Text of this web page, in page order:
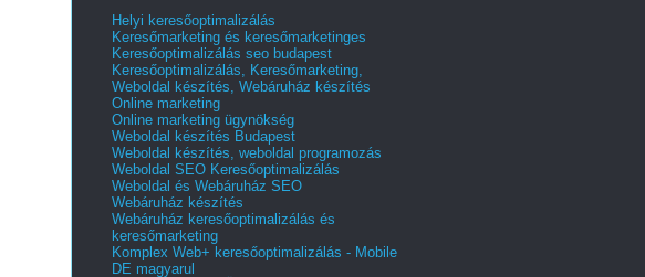
Helyi keresőoptimalizálás
Keresőmarketing és keresőmarketinges
Keresőoptimalizálás seo budapest
Keresőoptimalizálás, Keresőmarketing,
Weboldal készítés, Webáruház készítés
Online marketing
Online marketing ügynökség
Weboldal készítés Budapest
Weboldal készítés, weboldal programozás
Weboldal SEO Keresőoptimalizálás
Weboldal és Webáruház SEO
Webáruház készítés
Webáruház keresőoptimalizálás és
keresőmarketing
Komplex Web+ keresőoptimalizálás - Mobile
DE magyarul